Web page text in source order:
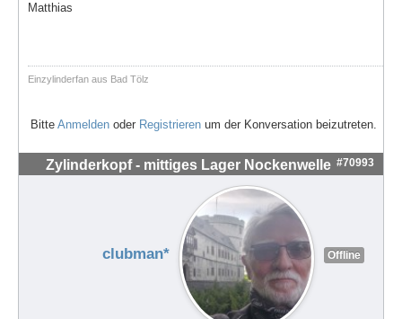
Matthias
Einzylinderfan aus Bad Tölz
Bitte Anmelden oder Registrieren um der Konversation beizutreten.
Zylinderkopf - mittiges Lager Nockenwelle #70993
clubman* Offline